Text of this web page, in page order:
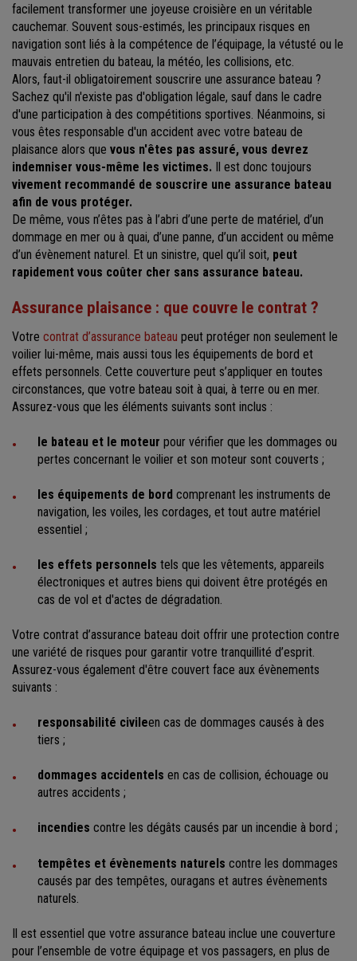
facilement transformer une joyeuse croisière en un véritable
cauchemar. Souvent sous-estimés, les principaux risques en
navigation sont liés à la compétence de l’équipage, la vétusté ou le
mauvais entretien du bateau, la météo, les collisions, etc.
Alors, faut-il obligatoirement souscrire une assurance bateau ?
Sachez qu'il n'existe pas d'obligation légale, sauf dans le cadre
d'une participation à des compétitions sportives. Néanmoins, si
vous êtes responsable d'un accident avec votre bateau de
plaisance alors que vous n'êtes pas assuré, vous devrez
indemniser vous-même les victimes. Il est donc toujours
vivement recommandé de souscrire une assurance bateau
afin de vous protéger.
De même, vous n’êtes pas à l’abri d’une perte de matériel, d’un
dommage en mer ou à quai, d’une panne, d’un accident ou même
d’un évènement naturel. Et un sinistre, quel qu’il soit, peut
rapidement vous coûter cher sans assurance bateau.
Assurance plaisance : que couvre le contrat ?
Votre contrat d’assurance bateau peut protéger non seulement le
voilier lui-même, mais aussi tous les équipements de bord et
effets personnels. Cette couverture peut s’appliquer en toutes
circonstances, que votre bateau soit à quai, à terre ou en mer.
Assurez-vous que les éléments suivants sont inclus :
le bateau et le moteur pour vérifier que les dommages ou
pertes concernant le voilier et son moteur sont couverts ;
les équipements de bord comprenant les instruments de
navigation, les voiles, les cordages, et tout autre matériel
essentiel ;
les effets personnels tels que les vêtements, appareils
électroniques et autres biens qui doivent être protégés en
cas de vol et d'actes de dégradation.
Votre contrat d’assurance bateau doit offrir une protection contre
une variété de risques pour garantir votre tranquillité d’esprit.
Assurez-vous également d'être couvert face aux évènements
suivants :
responsabilité civileen cas de dommages causés à des
tiers ;
dommages accidentels en cas de collision, échouage ou
autres accidents ;
incendies contre les dégâts causés par un incendie à bord ;
tempêtes et évènements naturels contre les dommages
causés par des tempêtes, ouragans et autres évènements
naturels.
Il est essentiel que votre assurance bateau inclue une couverture
pour l’ensemble de votre équipage et vos passagers, en plus de